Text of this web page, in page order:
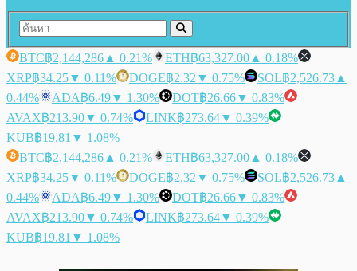
BTC฿2,144,286 ▲ 0.21% ETH฿63,327.00 ▲ 0.18%
XRP฿34.25▼ 0.11% DOGE฿2.32 ▼ 0.75% SOL฿2,526.73 ▲
0.44%
ADA฿6.49▼ 1.30% DOT฿26.66▼ 0.83%
AVAX฿213.90▼ 0.74% LINK฿273.64▼ 0.39%
KUB฿19.81 ▼ 1.08%
BTC฿2,144,286 ▲ 0.21% ETH฿63,327.00 ▲ 0.18%
XRP฿34.25▼ 0.11% DOGE฿2.32 ▼ 0.75% SOL฿2,526.73 ▲
0.44%
ADA฿6.49▼ 1.30% DOT฿26.66▼ 0.83%
AVAX฿213.90▼ 0.74% LINK฿273.64▼ 0.39%
KUB฿19.81 ▼ 1.08%